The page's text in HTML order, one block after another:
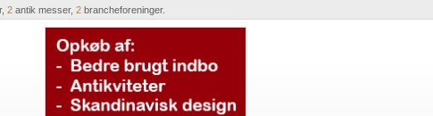
2antik messer, 2brancheforeninger.